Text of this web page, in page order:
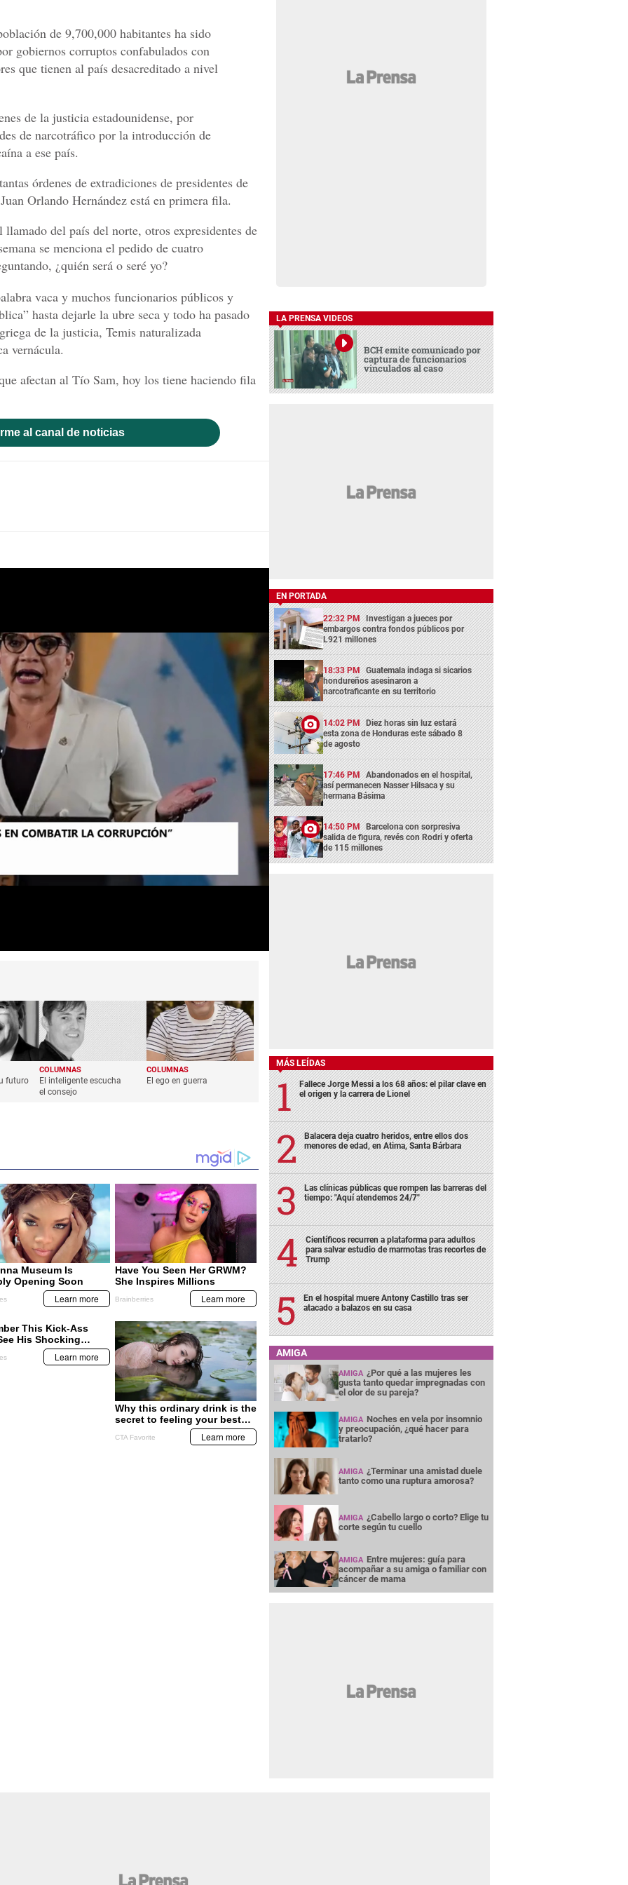
de 9,700,000 habitantes ha sido
gobiernos corruptos confabulados con
que tienen al país desacreditado a nivel
de la justicia estadounidense, por
de narcotráfico por la introducción de
a ese país.
órdenes de extradiciones de presidentes de
Orlando Hernández está en primera fila.
del país del norte, otros expresidentes de
se menciona el pedido de cuatro
¿quién será o seré yo?
vaca y muchos funcionarios públicos y
hasta dejarle la ubre seca y todo ha pasado
de la justicia, Temis naturalizada
vernácula.
afectan al Tío Sam, hoy los tiene haciendo fila
al canal de noticias
futuro
COLUMNAS
El inteligente escucha
el consejo
COLUMNAS
El ego en guerra
LA PRENSA VIDEOS
BCH emite comunicado por
captura de funcionarios
vinculados al caso
EN PORTADA
22:32 PM Investigan a jueces por
embargos contra fondos públicos por
L921 millones
18:33 PM Guatemala indaga si sicarios
hondureños asesinaron a
narcotraficante en su territorio
14:02 PM Diez horas sin luz estará
esta zona de Honduras este sábado 8
de agosto
17:46 PM Abandonados en el hospital,
así permanecen Nasser Hilsaca y su
hermana Básima
14:50 PM Barcelona con sorpresiva
salida de figura, revés con Rodri y oferta
de 115 millones
MÁS LEÍDAS
Fallece Jorge Messi a los 68 años: el pilar clave en
el origen y la carrera de Lionel
Balacera deja cuatro heridos, entre ellos dos
menores de edad, en Atima, Santa Bárbara
Las clínicas públicas que rompen las barreras del
tiempo: "Aquí atendemos 24/7"
Científicos recurren a plataforma para adultos
para salvar estudio de marmotas tras recortes de
Trump
En el hospital muere Antony Castillo tras ser
atacado a balazos en su casa
AMIGA
AMIGA ¿Por qué a las mujeres les
gusta tanto quedar impregnadas con
el olor de su pareja?
AMIGA Noches en vela por insomnio
y preocupación, ¿qué hacer para
tratarlo?
AMIGA ¿Terminar una amistad duele
tanto como una ruptura amorosa?
AMIGA ¿Cabello largo o corto? Elige tu
corte según tu cuello
AMIGA Entre mujeres: guía para
acompañar a su amiga o familiar con
cáncer de mama